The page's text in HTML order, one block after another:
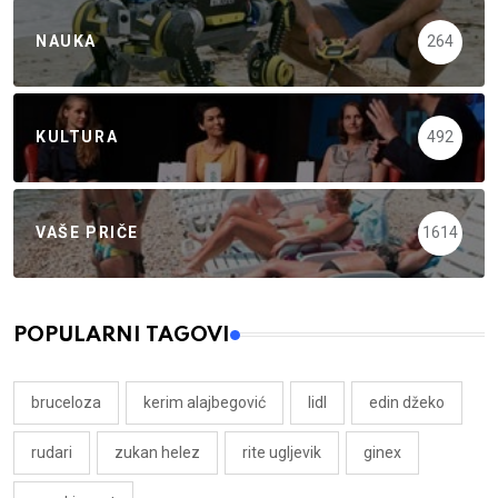
NAUKA 264
KULTURA 492
VAŠE PRIČE 1614
POPULARNI TAGOVI
bruceloza kerim alajbegović lidl edin džeko
rudari zukan helez rite ugljevik ginex